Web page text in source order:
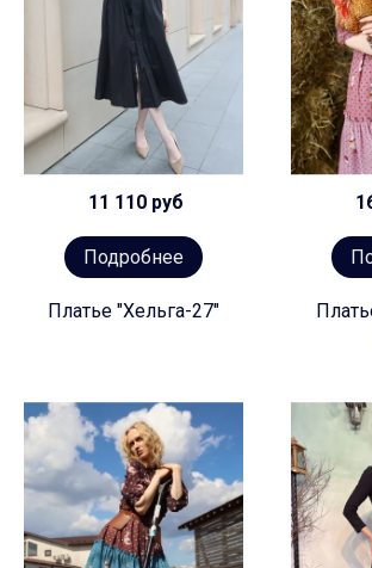
11 110 руб
Подробнее
Платье "Хельга-27"